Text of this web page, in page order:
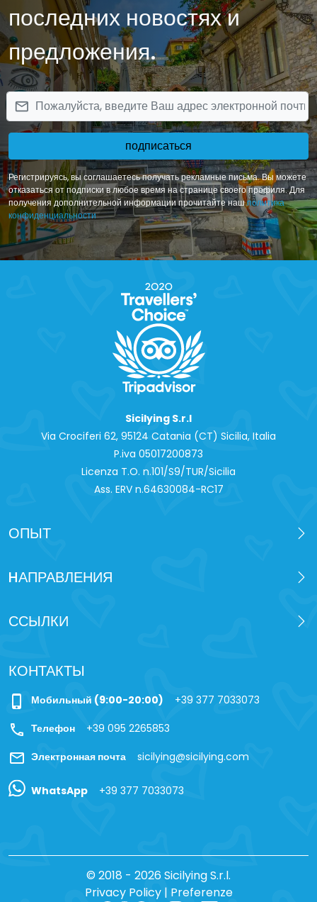
последних новостях и
предложения.
email
подписаться
Регистрируясь, вы соглашаетесь получать рекламные письма. Вы можете
отказаться от подписки в любое время на странице своего профиля. Для
получения дополнительной информации прочитайте нашполитика
конфиденциальности
Sicilying S.r.l
Via Crociferi 62, 95124 Catania (CT) Sicilia, Italia
P.iva 0‍5017200873
Licenza T.O. n.101/S9/TUR/Sicilia
Ass. ERV n.64630084-RC17
ОПЫТ
HАПРАВЛЕНИЯ
ССЫЛКИ
КОНТАКТЫ
phone_iphone Мобильный (9:00-20:00) +39 377 7033073
call Телефон +39 095 2265853
mail Электронная почта sicilying@sicilying.com
WhatsApp +39 377 7033073
© 2018 - 2026 Sicilying S.r.l.
Privacy Policy| Preferenze